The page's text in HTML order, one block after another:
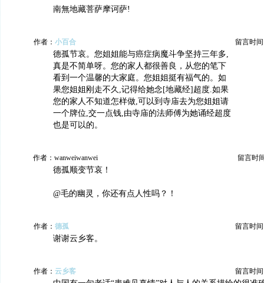
南無地藏菩萨摩诃萨!
作者： 小百合 留言时间
德孤节哀。您姐姐能与癌症病魔斗争坚持三年多,
真是不简单呀。您的家人都很善良，从您的笔下
看到一个温馨的大家庭。您姐姐挺有福气的。如
果您姐姐刚走不久,记得给她念[地藏经]超度.如果
您的家人不知道怎样做,可以到寺庙去为您姐姐请
一个牌位,交一点钱,由寺庙的法师傅为她诵经超度
也是可以的。
作者：wanweiwanwei 留言时
德孤顺变节哀！
@毛的幽灵，你还有点人性吗？！
作者： 德孤 留言时间
谢谢云乡客。
作者： 云乡客 留言时间